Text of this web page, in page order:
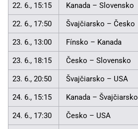
22. 6., 15:15 Kanada – Slovensko
22. 6., 17:50 Švajčiarsko – Česko
23. 6., 13:00 Fínsko – Kanada
23. 6., 18:15 Česko – Slovensko
23. 6., 20:50 Švajčiarsko – USA
24. 6., 15:15 Kanada – Švajčiarsko
24. 6., 17:30 Česko – USA